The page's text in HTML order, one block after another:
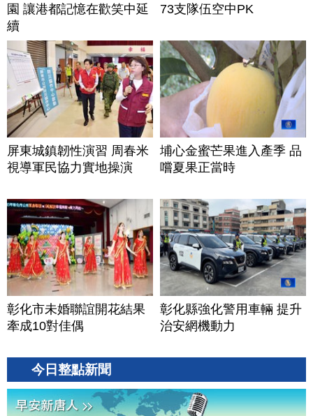
園 讓港都記憶在歡笑中延
續
73支隊伍空中PK
屏東城鎮韌性演習 周春米
視導軍民協力實地操演
埔心金蜜芒果進入產季 品
嚐夏果正當時
彰化市未婚聯誼開花結果
牽成10對佳偶
彰化縣強化警用車輛 提升
治安網機動力
今日整點新聞